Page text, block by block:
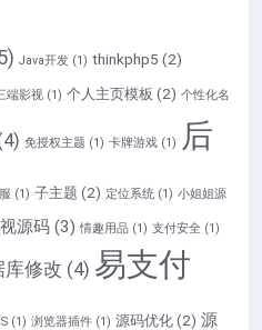
Java开发 (1) thinkphp5 (2)
端影视 (1) 个人主页模板 (2) 个性化名
免授权主题 (1) 卡牌游戏 (1)
后
(1) 子主题 (2) 定位系统 (1) 小姐姐源
源码 (3) 情趣用品 (1) 支付安全 (1)
库修改 (4) 易支付
(1) 浏览器插件 (1) 源码优化 (2) 源